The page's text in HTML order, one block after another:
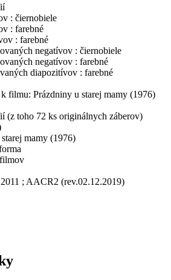
: čiernobiele
: farebné
: farebné
negatívov : čiernobiele
negatívov : farebné
diapozitívov : farebné
filmu: Prázdniny u starej mamy (1976)
(z toho 72 ks originálnych záberov)
mamy (1976)
; AACR2 (rev.02.12.2019)